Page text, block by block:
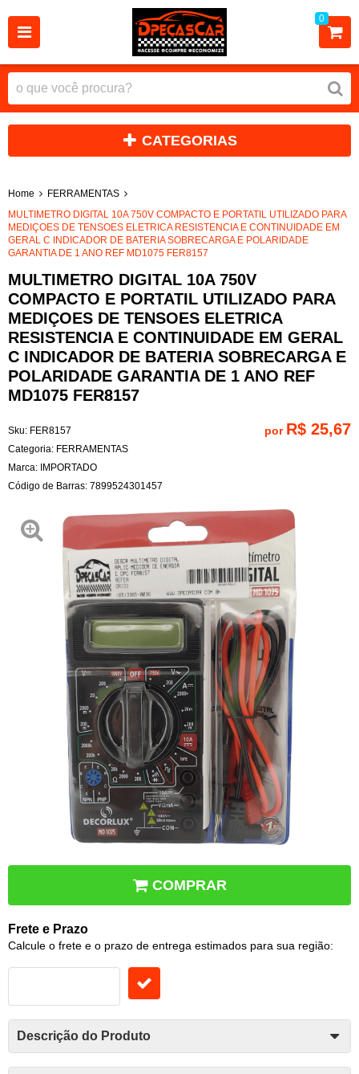
0
CATEGORIAS
Home
FERRAMENTAS
MULTIMETRO DIGITAL 10A 750V COMPACTO E PORTATIL UTILIZADO PARA
MEDIÇOES DE TENSOES ELETRICA RESISTENCIA E CONTINUIDADE EM
GERAL C INDICADOR DE BATERIA SOBRECARGA E POLARIDADE
GARANTIA DE 1 ANO REF MD1075 FER8157
MULTIMETRO DIGITAL 10A 750V
COMPACTO E PORTATIL UTILIZADO PARA
MEDIÇOES DE TENSOES ELETRICA
RESISTENCIA E CONTINUIDADE EM GERAL
C INDICADOR DE BATERIA SOBRECARGA E
POLARIDADE GARANTIA DE 1 ANO REF
MD1075 FER8157
Sku: FER8157
Categoria: FERRAMENTAS
Marca: IMPORTADO
Código de Barras: 7899524301457
por R$ 25,67
COMPRAR
Frete e Prazo
Calcule o frete e o prazo de entrega estimados para sua região:
Descrição do Produto